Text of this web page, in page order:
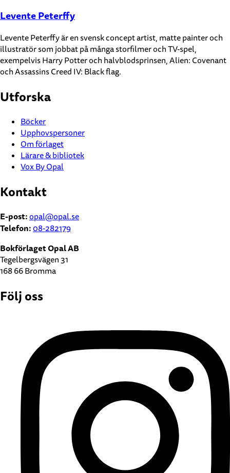
Levente Peterffy
Levente Peterffy är en svensk concept artist, matte painter och
illustratör som jobbat på många storfilmer och TV-spel,
exempelvis Harry Potter och halvblodsprinsen, Alien: Covenant
och Assassins Creed IV: Black flag.
Utforska
Böcker
Upphovspersoner
Om förlaget
Lärare & bibliotek
Vox By Opal
Kontakt
E-post:opal@opal.se
Telefon:08-282179
Bokförlaget Opal AB
Tegelbergsvägen 31
168 66 Bromma
Följ oss